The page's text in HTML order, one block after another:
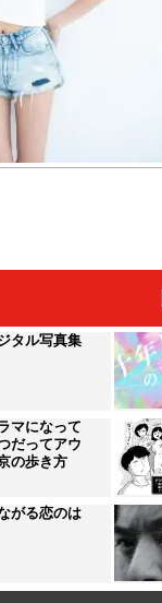
タル写真集
マになって
だってアウ
の歩き方
がる恋のは